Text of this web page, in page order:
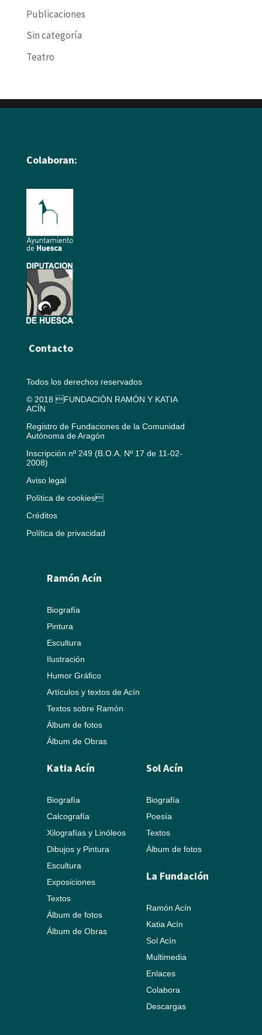
Publicaciones
Sin categoría
Teatro
Colaboran:
Contacto
Todos los derechos reservados
© 2018 FUNDACIÓN RAMÓN Y KATIA
ACÍN
Registro de Fundaciones de la Comunidad
Autónoma de Aragón
Inscripción nº 249 (B.O.A. Nº 17 de 11-02-
2008)
Aviso legal
Política de cookies
Créditos
Política de privacidad
Ramón Acín
Biografía
Pintura
Escultura
Ilustración
Humor Gráfico
Artículos y textos de Acín
Textos sobre Ramón
Álbum de fotos
Álbum de Obras
Katia Acín
Biografía
Calcografía
Xilografías y Linóleos
Dibujos y Pintura
Escultura
Exposiciones
Textos
Álbum de fotos
Álbum de Obras
Sol Acín
Biografía
Poesía
Textos
Álbum de fotos
La Fundación
Ramón Acín
Katia Acín
Sol Acín
Multimedia
Enlaces
Colabora
Descargas